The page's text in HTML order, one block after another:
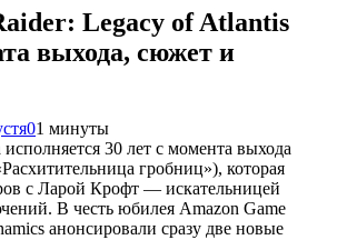
Legacy of Atlantis
выхода, сюжет и
01 минуты
30 лет с момента выхода
гробниц»), которая
с Ларой Крофт — искательницей
В честь юбилея Amazon Game
анонсировали сразу две новые